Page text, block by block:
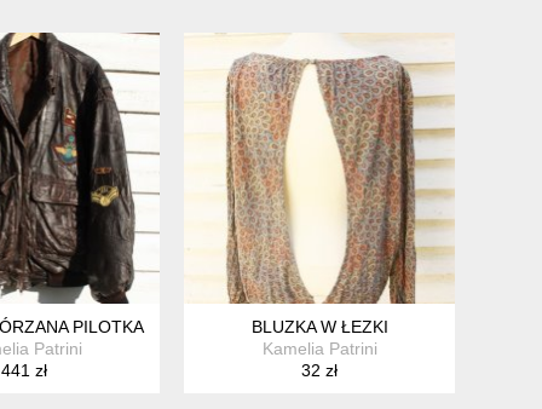
PILOTKA
Patrini
441 zł
BLUZKA W ŁEZKI
Kamelia Patrini
32 zł